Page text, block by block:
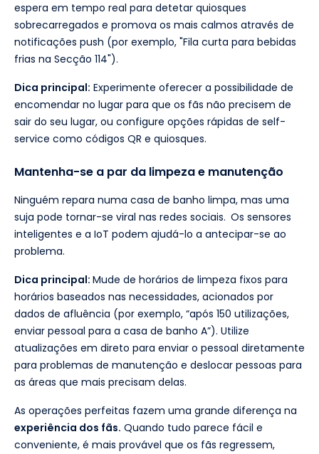
espera em tempo real para detetar quiosques
sobrecarregados e promova os mais calmos através de
notificações push (por exemplo, "Fila curta para bebidas
frias na Secção 114").
Dica principal: Experimente oferecer a possibilidade de
encomendar no lugar para que os fãs não precisem de
sair do seu lugar, ou configure opções rápidas de self-
service como códigos QR e quiosques.
Mantenha-se a par da limpeza e manutenção
Ninguém repara numa casa de banho limpa, mas uma
suja pode tornar-se viral nas redes sociais. Os sensores
inteligentes e a IoT podem ajudá-lo a antecipar-se ao
problema.
Dica principal: Mude de horários de limpeza fixos para
horários baseados nas necessidades, acionados por
dados de afluência (por exemplo, “após 150 utilizações,
enviar pessoal para a casa de banho A”). Utilize
atualizações em direto para enviar o pessoal diretamente
para problemas de manutenção e deslocar pessoas para
as áreas que mais precisam delas.
As operações perfeitas fazem uma grande diferença na
experiência dos fãs. Quando tudo parece fácil e
conveniente, é mais provável que os fãs regressem,